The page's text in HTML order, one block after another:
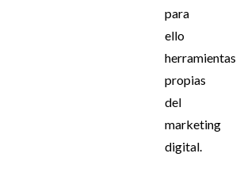
para
ello
herramientas
propias
del
marketing
digital.